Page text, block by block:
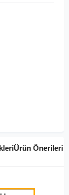
Ürün Önerileri